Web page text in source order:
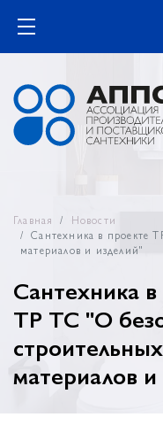
Главная
Новости
Сантехника в проекте
материалов и изделий"
Сантехника
ТР ТС "О
строительных
материалов